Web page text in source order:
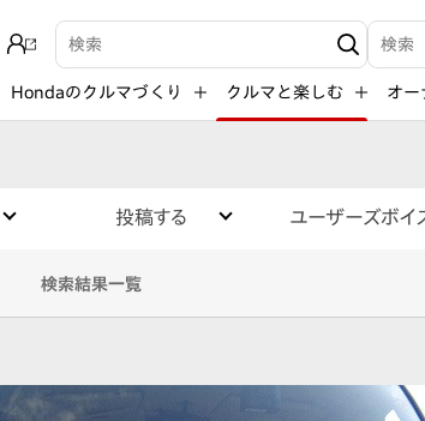
検索キーワード入力 検索キ
Hondaのクルマづくり クルマと楽しむ オー
投稿する ユーザーズボイ
検索結果一覧